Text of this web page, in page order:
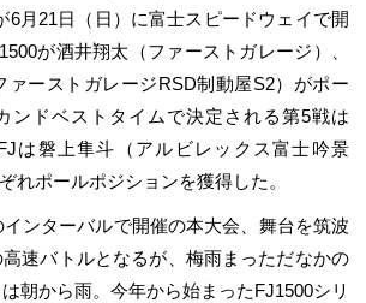
6月21日（日）に富士スピードウェイで開
が酒井翔太（ファーストガレージ）、
ァーストガレージRSD制動屋S2）がポー
ンドベストタイムで決定される第5戦は
は磐上隼斗（アルビレックス富士吟景
れポールポジションを獲得した。
ンターバルで開催の本大会、舞台を筑波
速バトルとなるが、梅雨まっただなかの
朝から雨。今年から始まったFJ1500シリ